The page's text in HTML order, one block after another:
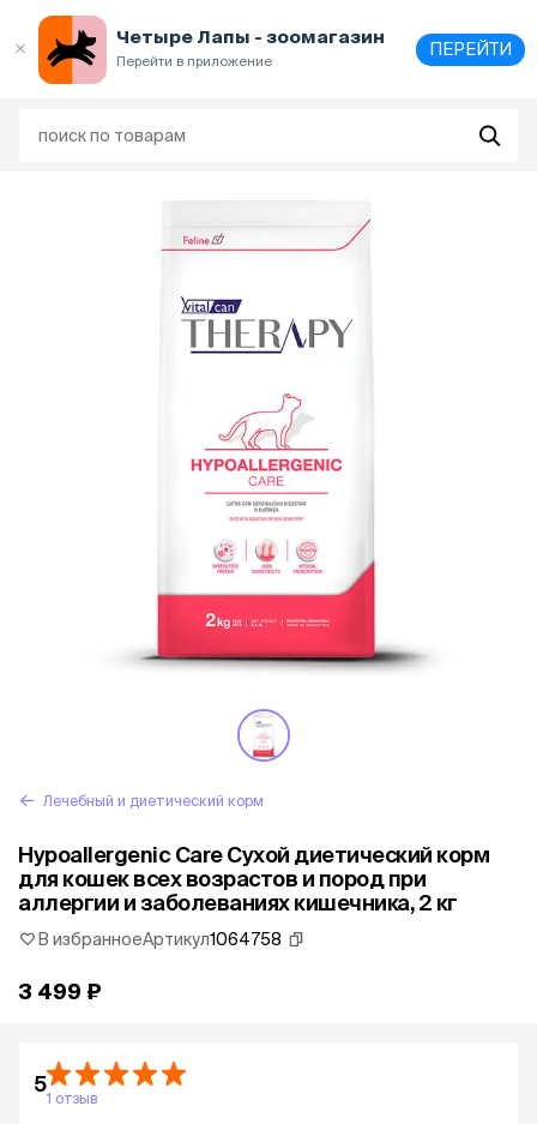
Четыре Лапы - зоомагазин
Перейти в приложение
ПЕРЕЙТИ
Лечебный и диетический корм
Hypoallergenic Care Сухой диетический корм
для кошек всех возрастов и пород при
аллергии и заболеваниях кишечника, 2 кг
В избранноеАртикул1064758
3 499 ₽
5
1 отзыв